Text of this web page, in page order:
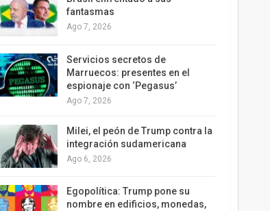
fantasmas
Ago 7, 2026
Servicios secretos de
Marruecos: presentes en el
espionaje con ‘Pegasus’
Ago 7, 2026
Milei, el peón de Trump contra la
integración sudamericana
Ago 6, 2026
Egopolítica: Trump pone su
nombre en edificios, monedas,